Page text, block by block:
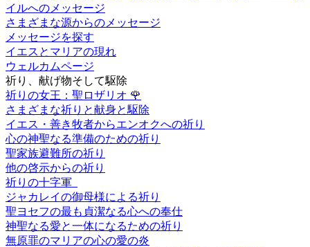
イルへのメッセージ
さまざまな源からのメッセージ
メッセージを探す
イエスとマリアの現れ
ウェルカムページ
祈り、献げ物そして駆除
祈りの女王：聖ロザリオ 🌹
さまざまな祈りと献身と駆除
イエス・善き牧者からエンオクへの祈り
心の神聖なる準備のための祈り
聖家族避難所の祈り
他の啓示からの祈り
祈りの十字軍
ジャカレイの御母様による祈り
聖ヨセフの最も貞潔なる心への奉仕
神聖なる愛と一体になるための祈り
無原罪のマリアの心の愛の炎